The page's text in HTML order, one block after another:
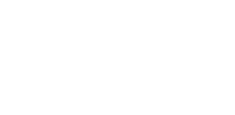
Résines pour Bois et
Idéales pour le travail artisanal et le
Ces résines époxy sont spécialement